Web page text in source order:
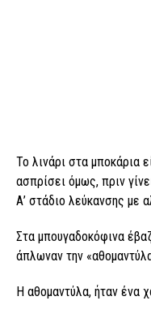
Το λινάρι στα μποκάρια
ασπρίσει όμως, πριν
Α’ στάδιο λεύκανσης με
Στα μπουγαδοκόφινα
άπλωναν την
Η αθομαντύλα, ήταν ένα